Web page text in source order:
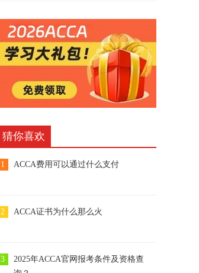
猜你喜欢
1 ACCA费用可以通过什么支付
2 ACCA证书为什么那么火
3
2025年ACCA官网报考条件及资格查